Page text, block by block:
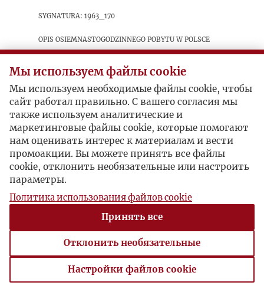
sygnatura: 1963_170
Opis osiemnastogodzinnego pobytu w Polsce
zakończonego niespodziewanie cofnięciem wizy i
odtransportowaniem autorki na lotnisko.
Wszystko z powodu wcześniejszego reportażu
ogłoszonego w paryskiej „Kulturze”, z kilkoma
krajowymi dowcipami.
Postacie powiązane
Autor publikacji:
Мы используем файлы cookie
Мы используем необходимые файлы cookie, чтобы
сайт работал правильно. С вашего согласия мы
также используем аналитические и
маркетинговые файлы cookie, которые помогают
нам оценивать интерес к материалам и вести
промоакции. Вы можете принять все файлы
cookie, отклонить необязательные или настроить
параметры.
Политика использования файлов cookie
Принять все
Отклонить необязательные
Настройки файлов cookie
Настройки файлов cookie